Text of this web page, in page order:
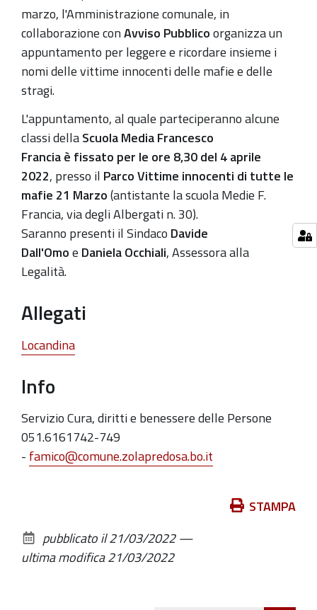
delle
vittime
delle
mafie:
appuntamento
il
4
aprile
2022-
04-
04T08:30:00+02:00
2022-
04-
04T09:30:00+02:00
marzo, l'Amministrazione comunale, in
collaborazione conAvviso Pubblicoorganizza un
appuntamento perleggere e ricordare insieme i
nomi delle vittime innocenti delle mafie e delle
stragi.
L'appuntamento, al quale parteciperanno alcune
classi dellaScuola MediaFrancesco
Francia è fissato per le ore 8,30 del 4aprile
2022, presso il Parco Vittime innocenti di tutte le
mafie 21 Marzo(antistante la scuola Medie F.
Francia, via degli Albergati n. 30).
Saranno presenti il Sindaco Davide
Dall'Omoe Daniela Occhiali, Assessora alla
Legalità.
Allegati
Locandina
Info
Servizio Cura, diritti e benessere delle Persone
051.6161742-749
- famico@comune.zolapredosa.bo.it
documento
STAMPA
pubblicato il21/03/2022—
ultima modifica21/03/2022